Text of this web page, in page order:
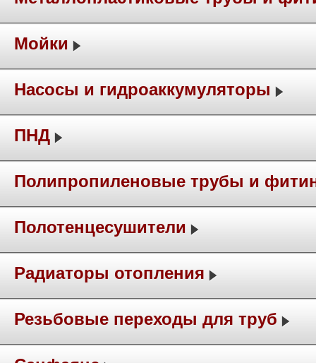
Мойки
Насосы и гидроаккумуляторы
ПНД
Полипропиленовые трубы и
Полотенцесушители
Радиаторы отопления
Резьбовые переходы для труб